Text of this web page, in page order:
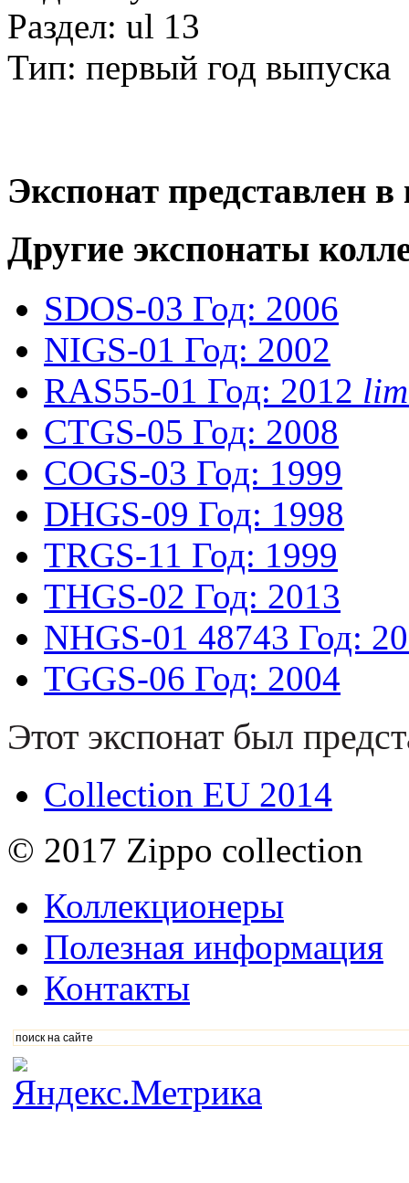
Раздел: ul 13
Тип: первый год выпуска
Экспонат представлен
Другие экспонаты
SDOS-03 Год: 2006
NIGS-01 Год: 2002
RAS55-01 Год: 2012
CTGS-05 Год: 2008
COGS-03 Год: 1999
DHGS-09 Год: 1998
TRGS-11 Год: 1999
THGS-02 Год: 2013
NHGS-01 48743 Год:
TGGS-06 Год: 2004
Этот экспонат был
Collection EU 2014
© 2017 Zippo collection
Коллекционеры
Полезная информация
Контакты